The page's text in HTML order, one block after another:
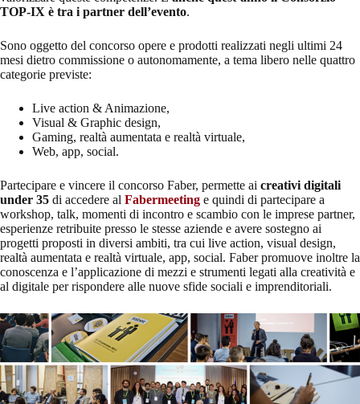
TOP-IX è tra i partner dell’evento.
Sono oggetto del concorso opere e prodotti realizzati negli ultimi 24
mesi dietro commissione o autonomamente, a tema libero nelle quattro
categorie previste:
Live action & Animazione,
Visual & Graphic design,
Gaming, realtà aumentata e realtà virtuale,
Web, app, social.
Partecipare e vincere il concorso Faber, permette ai creativi digitali
under 35 di accedere al Fabermeeting e quindi di partecipare a
workshop, talk, momenti di incontro e scambio con le imprese partner,
esperienze retribuite presso le stesse aziende e avere sostegno ai
progetti proposti in diversi ambiti, tra cui live action, visual design,
realtà aumentata e realtà virtuale, app, social. Faber promuove inoltre la
conoscenza e l’applicazione di mezzi e strumenti legati alla creatività e
al digitale per rispondere alle nuove sfide sociali e imprenditoriali.